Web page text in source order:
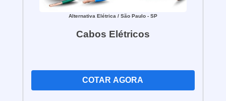
Alternativa Elétrica / São Paulo - SP
Cabos Elétricos
COTAR AGORA